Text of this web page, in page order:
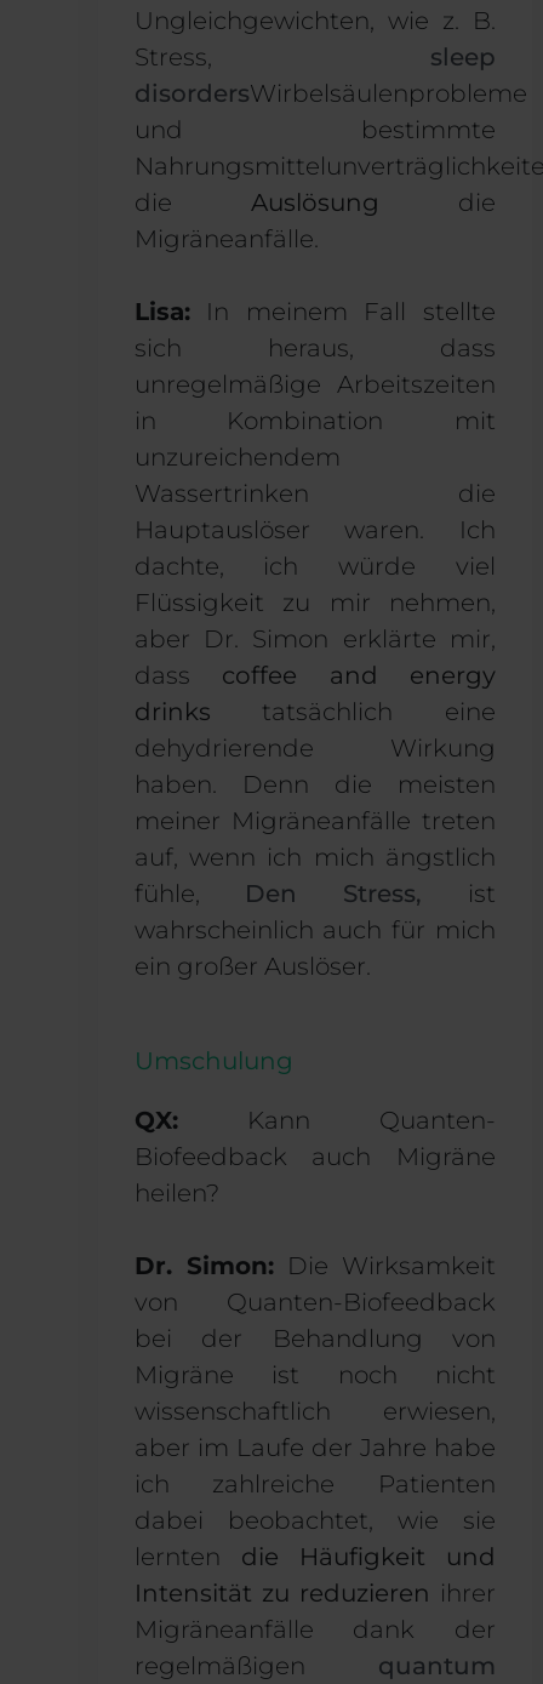
Ungleichgewichten, wie z. B.
Stress, sleep
disordersWirbelsäulenprobleme
und bestimmte
die Auslösung die
Migräneanfälle.
Lisa:In meinem Fall stellte
sich heraus, dass
unregelmäßige Arbeitszeiten
in Kombination mit
unzureichendem
Wassertrinken die
Hauptauslöser waren. Ich
dachte, ich würde viel
Flüssigkeit zu mir nehmen,
aber Dr. Simon erklärte mir,
dass coffee and energy
drinks tatsächlich eine
dehydrierende Wirkung
haben. Denn die meisten
meiner Migräneanfälle treten
auf, wenn ich mich ängstlich
fühle, Den Stress, ist
wahrscheinlich auch für mich
ein großer Auslöser.
Umschulung
QX:Kann Quanten-
Biofeedback auch Migräne
heilen?
Dr. Simon:Die Wirksamkeit
von Quanten-Biofeedback
bei der Behandlung von
Migräne ist noch nicht
wissenschaftlich erwiesen,
aber im Laufe der Jahre habe
ich zahlreiche Patienten
dabei beobachtet, wie sie
lernten die Häufigkeit und
Intensität zu reduzieren ihrer
Migräneanfälle dank der
regelmäßigen quantum